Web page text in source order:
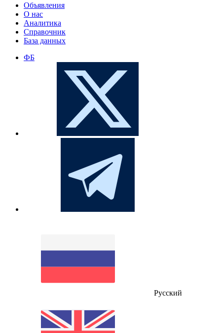
Объявления
О нас
Аналитика
Справочник
База данных
ФБ
Русский